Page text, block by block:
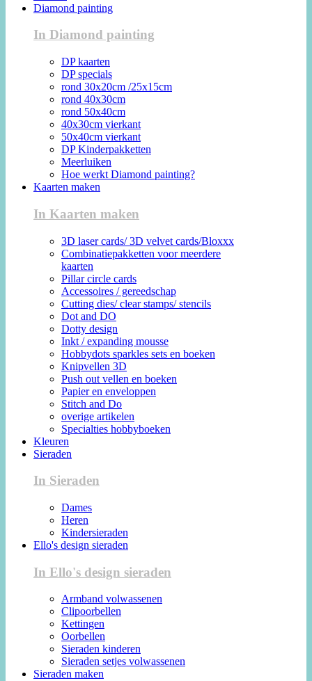
Diamond painting
In Diamond painting
DP kaarten
DP specials
rond 30x20cm /25x15cm
rond 40x30cm
rond 50x40cm
40x30cm vierkant
50x40cm vierkant
DP Kinderpakketten
Meerluiken
Hoe werkt Diamond painting?
Kaarten maken
In Kaarten maken
3D laser cards/ 3D velvet cards/Bloxxx
Combinatiepakketten voor meerdere
kaarten
Pillar circle cards
Accessoires / gereedschap
Cutting dies/ clear stamps/ stencils
Dot and DO
Dotty design
Inkt / expanding mousse
Hobbydots sparkles sets en boeken
Knipvellen 3D
Push out vellen en boeken
Papier en enveloppen
Stitch and Do
overige artikelen
Specialties hobbyboeken
Kleuren
Sieraden
In Sieraden
Dames
Heren
Kindersieraden
Ello's design sieraden
In Ello's design sieraden
Armband volwassenen
Clipoorbellen
Kettingen
Oorbellen
Sieraden kinderen
Sieraden setjes volwassenen
Sieraden maken